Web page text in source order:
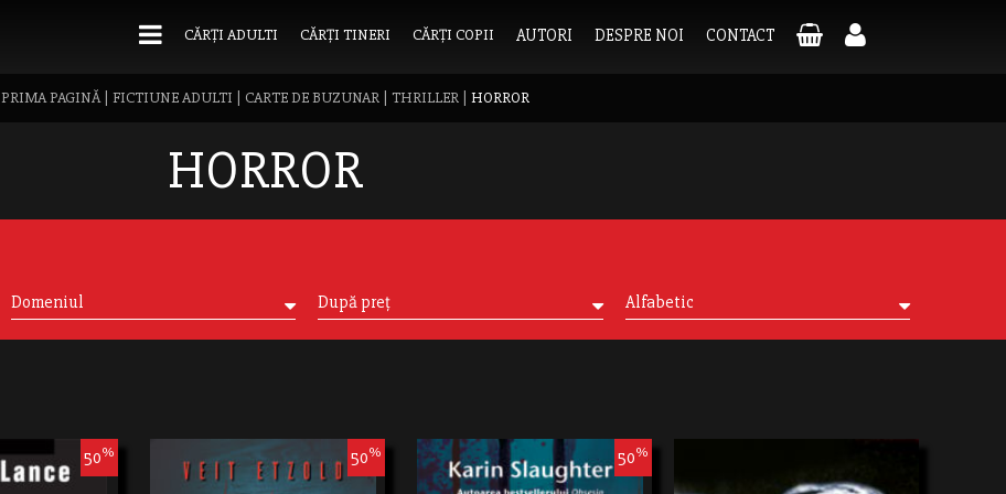
CĂRȚI ADULTI CĂRȚI TINERI CĂRȚI COPII AUTORI DESPRE NOI CONTACT
PRIMA PAGINĂ| FICTIUNE ADULTI CARTE DE BUZUNAR| THRILLER| HORROR
HORROR
Domeniul După preț Alfabetic
50% 50% 50%